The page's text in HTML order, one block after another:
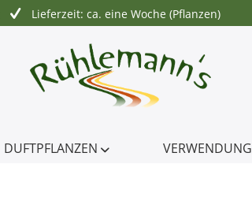
Lieferzeit: ca. eine Woche (Pflanzen)
DUFTPFLANZEN VERWENDUNG